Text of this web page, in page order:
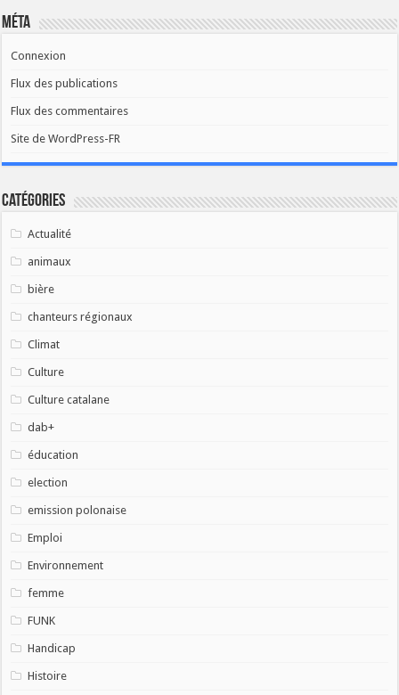
Méta
Connexion
Flux des publications
Flux des commentaires
Site de WordPress-FR
Catégories
Actualité
animaux
bière
chanteurs régionaux
Climat
Culture
Culture catalane
dab+
éducation
election
emission polonaise
Emploi
Environnement
femme
FUNK
Handicap
Histoire